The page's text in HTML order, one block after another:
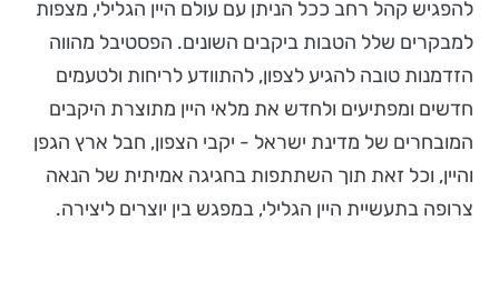
להפגיש קהל רחב ככל הניתן עם עולם היין הגלילי, מצפות
למבקרים שלל הטבות ביקבים השונים. הפסטיבל מהווה
הזדמנות טובה להגיע לצפון, להתוודע לריחות ולטעמים
חדשים ומפתיעים ולחדש את מלאי היין מתוצרת היקבים
המובחרים של מדינת ישראל - יקבי הצפון, חבל ארץ הגפן
והיין, וכל זאת תוך השתתפות בחגיגה אמיתית של הנאה
צרופה בתעשיית היין הגלילי, במפגש בין יוצרים ליצירה.